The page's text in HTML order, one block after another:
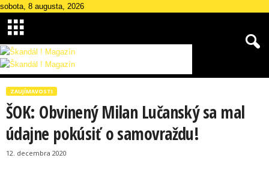
sobota, 8 augusta, 2026
Š
ZAUJÍMAVOSTI
ŠOK: Obvinený Milan Lučanský sa mal
údajne pokúsiť o samovraždu!
12. decembra 2020